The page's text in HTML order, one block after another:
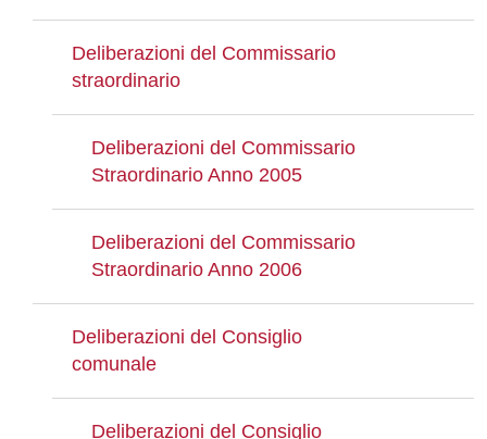
Deliberazioni del Commissario
straordinario
Deliberazioni del Commissario
Straordinario Anno 2005
Deliberazioni del Commissario
Straordinario Anno 2006
Deliberazioni del Consiglio
comunale
Deliberazioni del Consiglio